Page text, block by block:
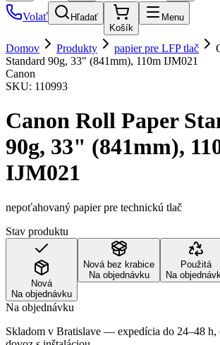
Volať
Hľadať
Košík
Menu
Domov Produkty papier pre LFP tlač
Standard 90g, 33" (841mm), 110m IJM021
Canon
SKU: 110993
Canon Roll Paper
90g, 33" (841mm),
IJM021
nepoťahovaný papier pre technickú tlač
Stav produktu
Nová
Na objednávku
Nová bez krabice
Na objednávku
Použitá
Na
Na objednávku
Skladom v Bratislave — expedícia do 24–48 h,